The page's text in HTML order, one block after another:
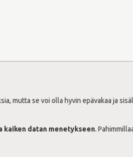
mutta se voi olla hyvin epävakaa ja
kaiken datan menetykseen.